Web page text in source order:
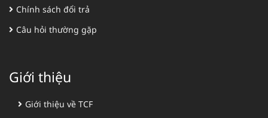
Chính sách đổi trả
Câu hỏi thường gặp
Giới thiệu
Giới thiệu về TCF